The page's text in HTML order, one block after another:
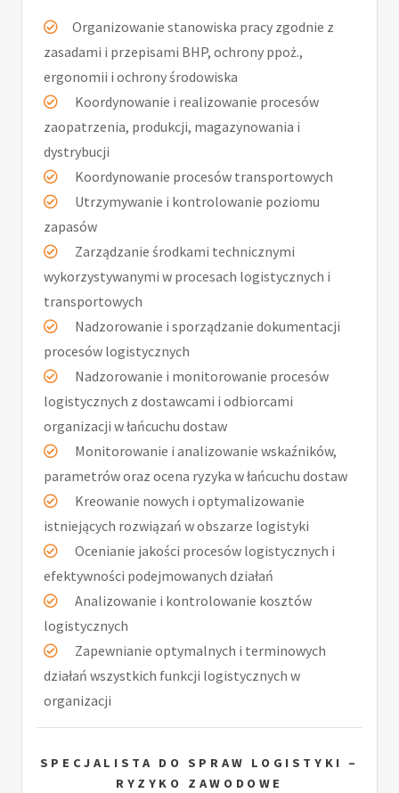
Organizowanie stanowiska pracy zgodnie z
zasadami i przepisami BHP, ochrony ppoż.,
ergonomii i ochrony środowiska
Koordynowanie i realizowanie procesów
zaopatrzenia, produkcji, magazynowania i
dystrybucji
Koordynowanie procesów transportowych
Utrzymywanie i kontrolowanie poziomu
zapasów
Zarządzanie środkami technicznymi
wykorzystywanymi w procesach logistycznych i
transportowych
Nadzorowanie i sporządzanie dokumentacji
procesów logistycznych
Nadzorowanie i monitorowanie procesów
logistycznych z dostawcami i odbiorcami
organizacji w łańcuchu dostaw
Monitorowanie i analizowanie wskaźników,
parametrów oraz ocena ryzyka w łańcuchu dostaw
Kreowanie nowych i optymalizowanie
istniejących rozwiązań w obszarze logistyki
Ocenianie jakości procesów logistycznych i
efektywności podejmowanych działań
Analizowanie i kontrolowanie kosztów
logistycznych
Zapewnianie optymalnych i terminowych
działań wszystkich funkcji logistycznych w
organizacji
SPECJALISTA DO SPRAW LOGISTYKI –
RYZYKO ZAWODOWE